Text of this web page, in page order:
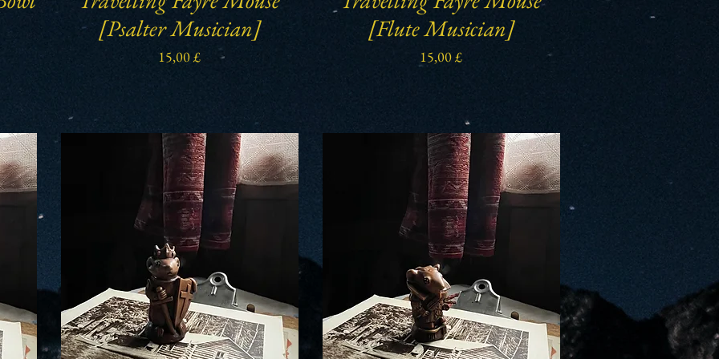
[Psalter Musician]
Preis
15,00 £
[Flute Musician]
Preis
15,00 £